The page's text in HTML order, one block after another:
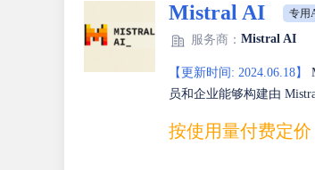
Mistral AI 专用
服务商： Mistral AI
【更新时间: 2024.06.18】
员和企业能够构建由
按使用量付费定价